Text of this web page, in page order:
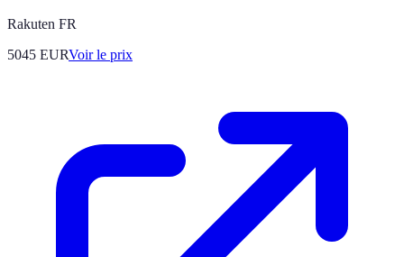
Rakuten FR
5045 EURVoir le prix